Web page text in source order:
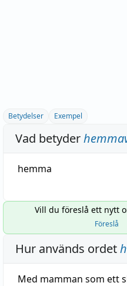
Betydelser Exempel
Vad betyder
hemma
Vill du föreslå ett nytt
Föreslå
Hur används ordet
Med mamman som ett